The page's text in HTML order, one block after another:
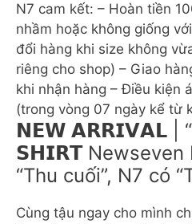
N7 cam kết: – Hoàn tiền
nhầm hoặc không giống
đổi hàng khi size không
riêng cho shop) – Giao
khi nhận hàng – Điều kiện
(trong vòng 07 ngày kể từ
𝗡𝗘𝗪 𝗔𝗥𝗥𝗜𝗩𝗔𝗟 |
𝗦𝗛𝗜𝗥𝗧 Newseven
“Thu cuối”, N7 có
Cùng tậu ngay cho mình